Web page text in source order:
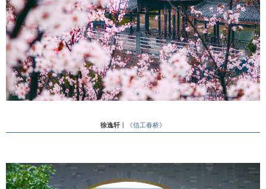
徐逸轩 《信工春桥》